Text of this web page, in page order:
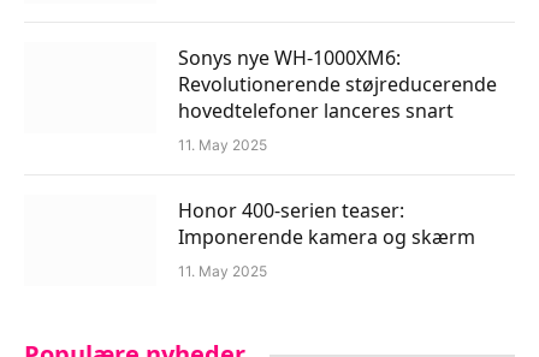
Sonys nye WH-1000XM6:
Revolutionerende støjreducerende
hovedtelefoner lanceres snart
11. May 2025
Honor 400-serien teaser:
Imponerende kamera og skærm
11. May 2025